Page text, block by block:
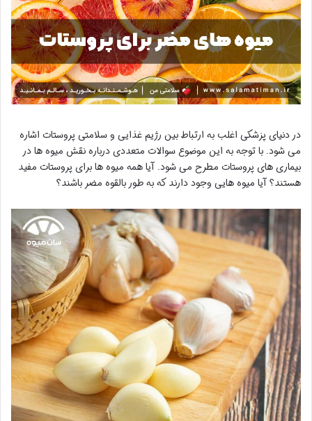
در دنیای پزشکی اغلب به ارتباط بین رژیم غذایی و سلامتی پروستات اشاره
می شود. با توجه به این موضوع سوالات متعددی درباره نقش میوه ها در
بیماری های پروستات مطرح می شود. آیا همه میوه ها برای پروستات مفید
هستند؟ آیا میوه هایی وجود دارند که به طور بالقوه مضر باشند؟